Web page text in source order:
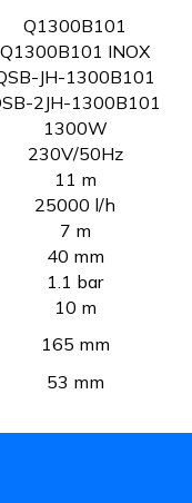
Q1300B101
Q1300B101 INOX
JH-1300B101
2JH-1300B101
1300W
230V/50Hz
11 m
25000 l/h
7 m
40 mm
1.1 bar
10 m
165 mm
53 mm